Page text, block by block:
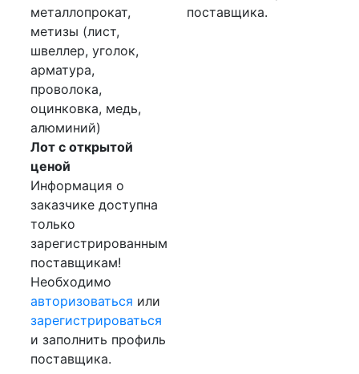
металлопрокат,
метизы (лист,
швеллер, уголок,
арматура,
проволока,
оцинковка, медь,
алюминий)
Лот с открытой
ценой
Информация о
заказчике доступна
только
зарегистрированным
поставщикам!
Необходимо
авторизоваться или
зарегистрироваться
и заполнить профиль
поставщика.
поставщика.